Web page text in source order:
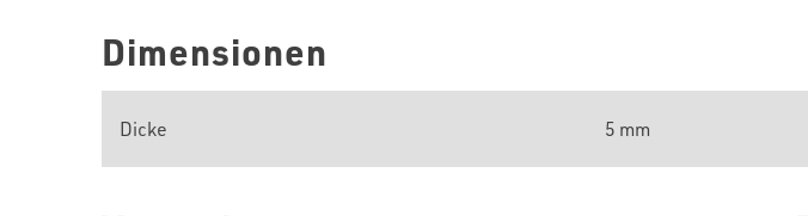
Dimensionen
Dicke 5 mm